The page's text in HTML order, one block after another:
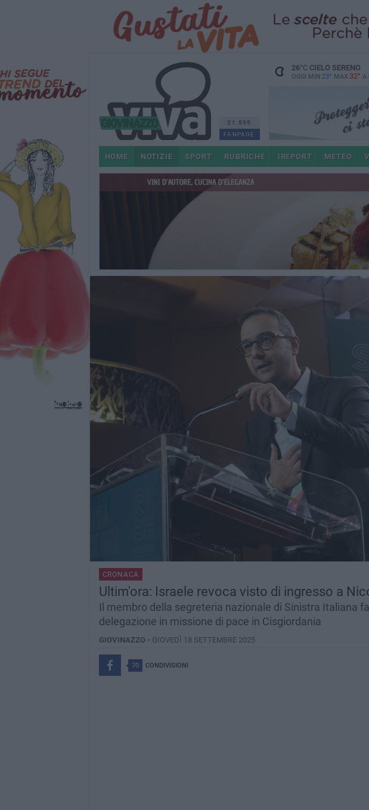
21.595
FANPAGE
26°CCIELO SERENO
OGGI MIN 23° MAX 32° A
HOME NOTIZIE SPORT RUBRICHE IREPORT METEO
CRONACA
Ultim'ora: Israele revoca visto di ingresso a
Il membro della segreteria nazionale di Sinistra Italiana
delegazione in missione di pace in Cisgiordania
GIOVINAZZO - GIOVEDÌ 18 SETTEMBRE 2025
70 CONDIVISIONI